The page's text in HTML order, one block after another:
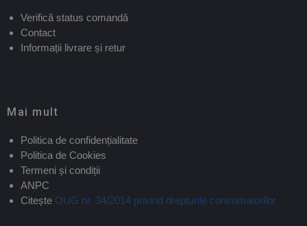
Verifică status comandă
Contact
Informații livrare și retur
Mai mult
Politica de confidențialitate
Politica de Cookies
Termeni și condiții
ANPC
Citește OUG nr. 34/2014 privind drepturile consumatorilor